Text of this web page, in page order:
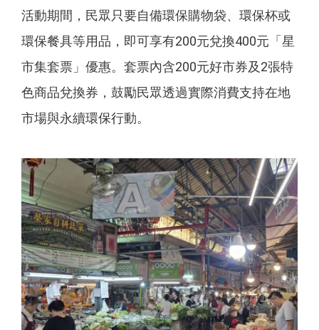
活動期間，民眾只要自備環保購物袋、環保杯或
環保餐具等用品，即可享有200元兌換400元「星
市集套票」優惠。套票內含200元好市券及2張特
色商品兌換券，鼓勵民眾透過實際消費支持在地
市場與永續環保行動。